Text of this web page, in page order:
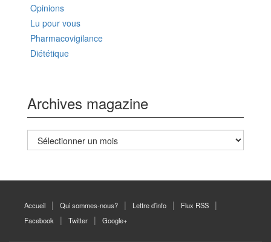
Opinions
Lu pour vous
Pharmacovigilance
Diététique
Archives magazine
Archives
magazine
Accueil Qui sommes-nous? Lettre d’info
Flux RSS
Facebook
Twitter Google+